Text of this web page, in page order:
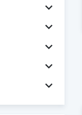




